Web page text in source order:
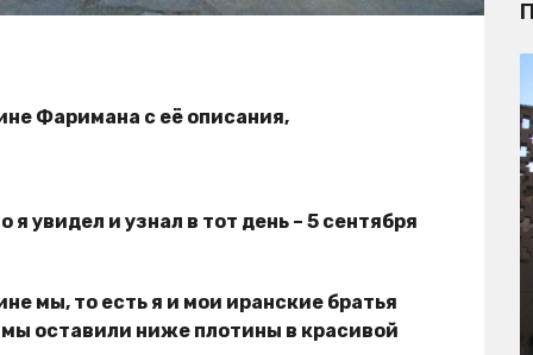
Фаримана с её описания,
увидел и узнал в тот день – 5 сентября
мы, то есть я и мои иранские братья
оставили ниже плотины в красивой